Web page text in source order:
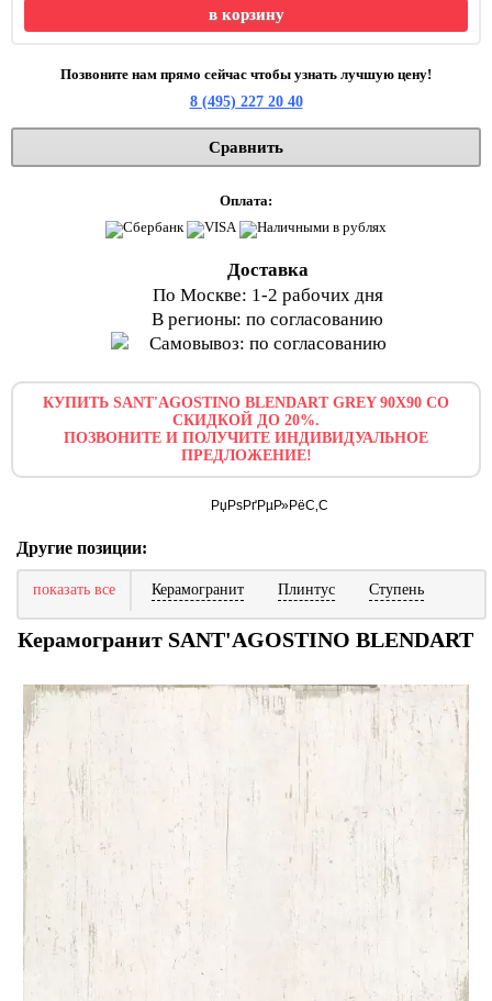
в корзину
Позвоните нам прямо сейчас чтобы узнать лучшую цену!
8 (495) 227 20 40
Сравнить
Оплата:
Доставка
По Москве: 1-2 рабочих дня
В регионы: по согласованию
Самовывоз: по согласованию
КУПИТЬ SANT'AGOSTINO BLENDART GREY 90X90 СО
СКИДКОЙ ДО 20%.
ПОЗВОНИТЕ И ПОЛУЧИТЕ ИНДИВИДУАЛЬНОЕ
ПРЕДЛОЖЕНИЕ!
Другие позиции:
показать все Керамогранит Плинтус Ступень
Керамогранит SANT'AGOSTINO BLENDART